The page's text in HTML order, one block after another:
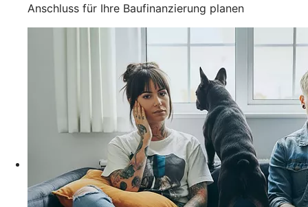
Anschluss für Ihre Baufinanzierung planen